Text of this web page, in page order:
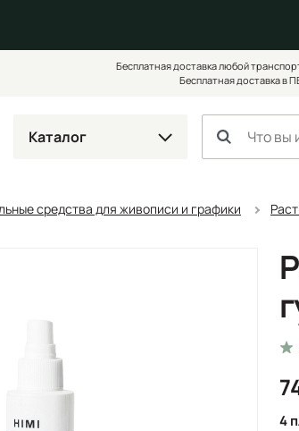
Бесплатная доставка любой
Бесплатная доставка в
Каталог
средства для живописи и графики
4